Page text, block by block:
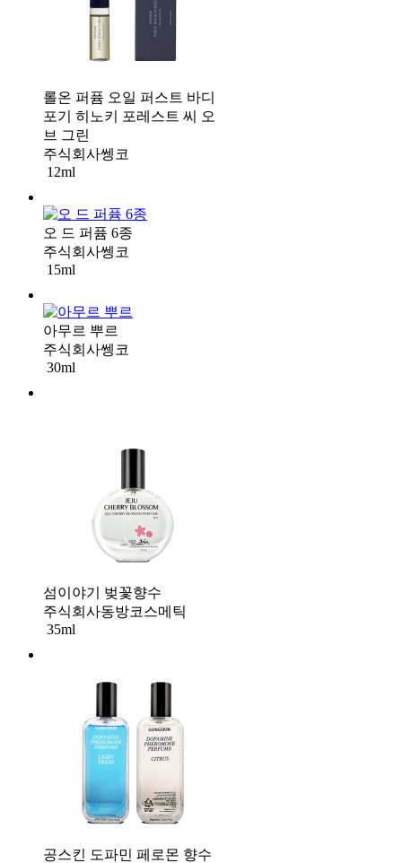
롤온 퍼퓸 오일 퍼스트 바디
포기 히노키 포레스트 씨 오
브 그린
주식회사쎙코
12ml
오 드 퍼퓸 6종
주식회사쎙코
15ml
아무르 뿌르
주식회사쎙코
30ml
섬이야기 벚꽃향수
주식회사동방코스메틱
35ml
공스킨 도파민 페로몬 향수